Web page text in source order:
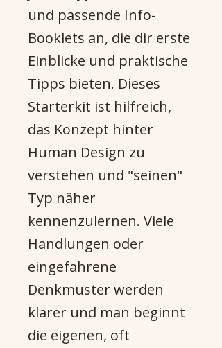
und passende Info-
Booklets an, die dir erste
Einblicke und praktische
Tipps bieten. Dieses
Starterkit ist hilfreich,
das Konzept hinter
Human Design zu
verstehen und "seinen"
Typ näher
kennenzulernen. Viele
Handlungen oder
eingefahrene
Denkmuster werden
klarer und man beginnt
die eigenen, oft